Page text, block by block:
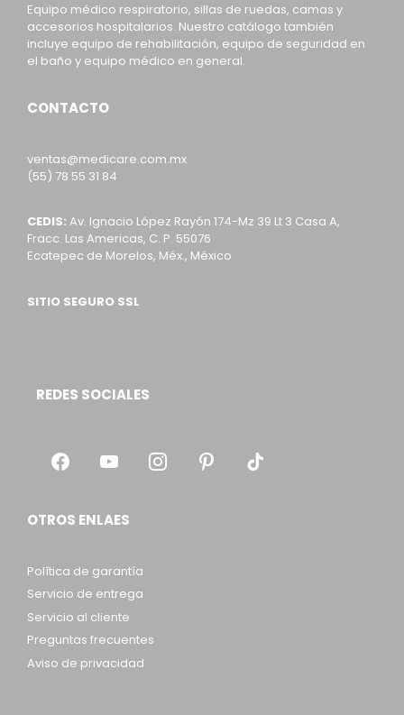
Equipo médico respiratorio, sillas de ruedas, camas y
accesorios hospitalarios. Nuestro catálogo también
incluye equipo de rehabilitación, equipo de seguridad en
el baño y equipo médico en general.
CONTACTO
ventas@medicare.com.mx
(55) 78 55 31 84
CEDIS: Av. Ignacio López Rayón 174-Mz 39 Lt 3 Casa A,
Fracc. Las Americas, C. P. 55076
Ecatepec de Morelos, Méx., México
SITIO SEGURO SSL
REDES SOCIALES
OTROS ENLAES
Política de garantía
Servicio de entrega
Servicio al cliente
Preguntas frecuentes
Aviso de privacidad